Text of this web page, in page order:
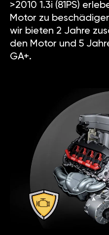
>2010 1.3i (81PS)
Motor zu
wir bieten 2 Jahre
den Motor und 5
GA+.